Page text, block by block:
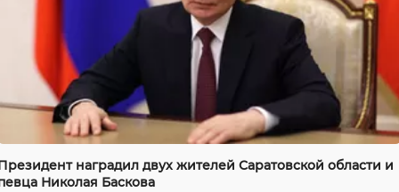
наградил двух жителей Саратовской области и
Николая Баскова